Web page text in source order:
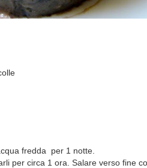
fredda
per 1 notte.
per circa 1 ora. Salare verso fine